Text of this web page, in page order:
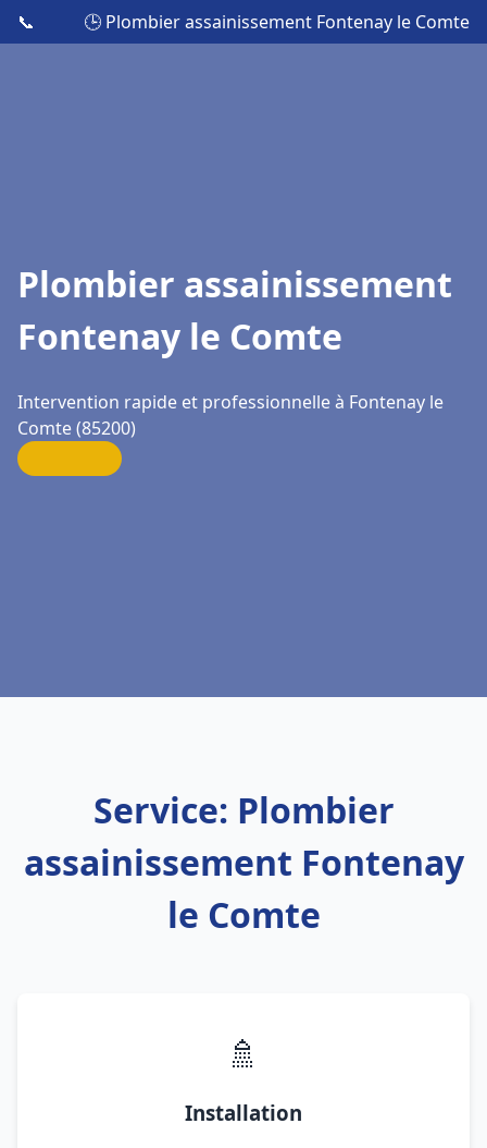
📞 🕒 Plombier assainissement Fontenay le Comte
Plombier assainissement
Fontenay le Comte
Intervention rapide et professionnelle à Fontenay le
Comte (85200)
Service: Plombier
assainissement Fontenay
le Comte
🚿
Installation